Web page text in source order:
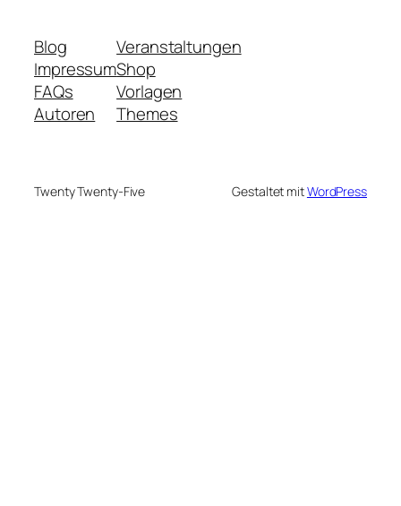
Blog
Impressum
FAQs
Autoren
Veranstaltungen
Shop
Vorlagen
Themes
Twenty Twenty-Five Gestaltet mitWordPress